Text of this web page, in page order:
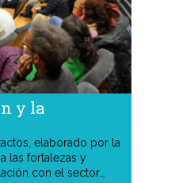
y la
elaborado por la
las fortalezas y
con el sector